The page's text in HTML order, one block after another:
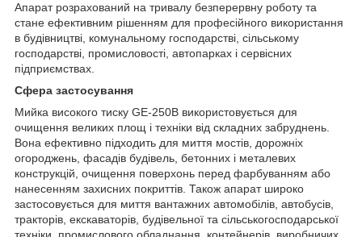
Апарат розрахований на тривалу безперервну роботу та
стане ефективним рішенням для професійного використання
в будівництві, комунальному господарстві, сільському
господарстві, промисловості, автопарках і сервісних
підприємствах.
Сфера застосування
Мийка високого тиску GE-250B використовується для
очищення великих площ і техніки від складних забруднень.
Вона ефективно підходить для миття мостів, дорожніх
огороджень, фасадів будівель, бетонних і металевих
конструкцій, очищення поверхонь перед фарбуванням або
нанесенням захисних покриттів. Також апарат широко
застосовується для миття вантажних автомобілів, автобусів,
тракторів, екскаваторів, будівельної та сільськогосподарської